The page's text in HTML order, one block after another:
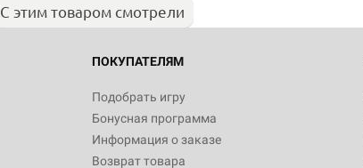
С этим товаром смотрели
ПОКУПАТЕЛЯМ
Подобрать игру
Бонусная программа
Информация о заказе
Возврат товара